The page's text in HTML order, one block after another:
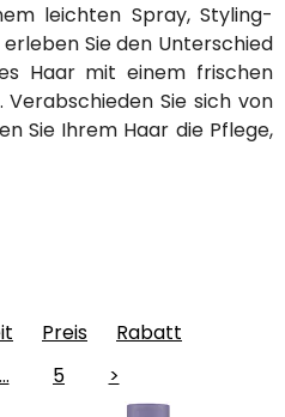
leichten Spray, Styling-
Sie den Unterschied
Haar mit einem frischen
Sie sich von
Sie Ihrem Haar die Pflege,
Preis
Rabatt
… 5
>